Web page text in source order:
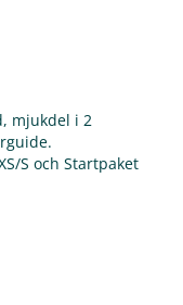
mjukdel i 2
S och Startpaket